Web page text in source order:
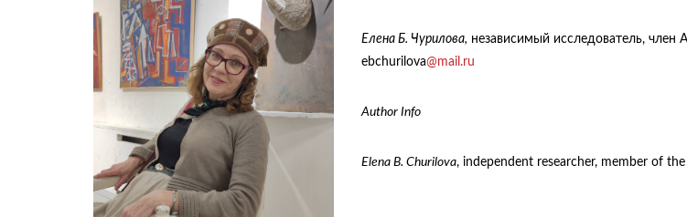
Елена Б. Чурилова, независимый исследователь, член
ebchurilova@mail.ru
Author Info
Elena B. Churilova, independent researcher, member of